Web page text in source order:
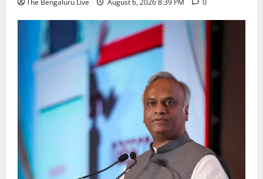
The Bengaluru Live August 6, 2026 8:39 PM 0